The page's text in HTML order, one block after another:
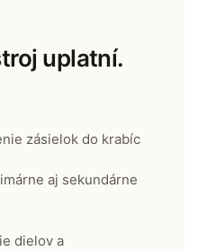
uplatní.
zásielok do krabíc
aj sekundárne
dielov a